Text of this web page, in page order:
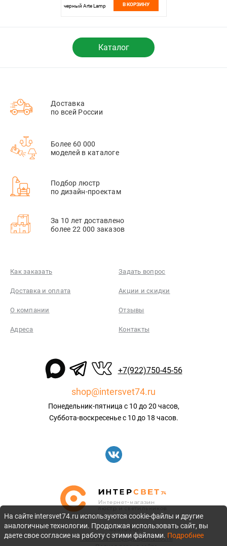
черный Arte Lamp
В КОРЗИНУ
Каталог
Доставка
по всей России
Более 60 000
моделей в каталоге
Подбор люстр
по дизайн-проектам
За 10 лет доставлено
более 22 000 заказов
Как заказать Задать вопрос
Доставка и оплата Акции и скидки
О компании Отзывы
Адреса Контакты
+7(922)750-45-56
shop@intersvet74.ru
Понедельник-пятница с 10 до 20 часов,
Суббота-воскресенье с 10 до 18 часов.
©2010-2026
Политика конфиденциальности
На сайте intersvet74.ru используются cookie-файлы и другие
аналогичные технологии. Продолжая использовать сайт, вы
даете свое согласие на работу с этими файлами. Подробнее